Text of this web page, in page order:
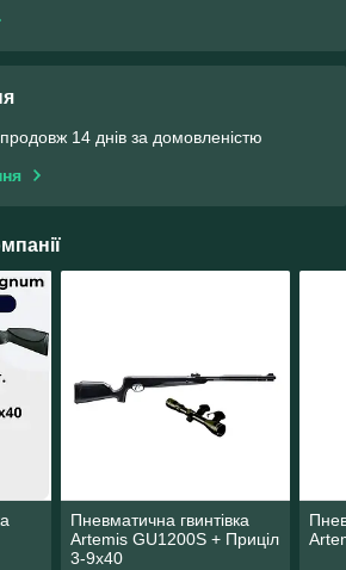
14 днів за домовленістю
Пневматична гвинтівка
Artemis GU1200S + Приціл
3-9х40